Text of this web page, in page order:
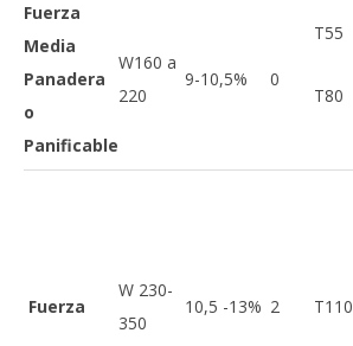
Fuerza
Media
Panadera
o
Panificable
W160 a
220
9-10,5% 0
T55
T80
Fuerza
W 230-
350
10,5 -13% 2 T110